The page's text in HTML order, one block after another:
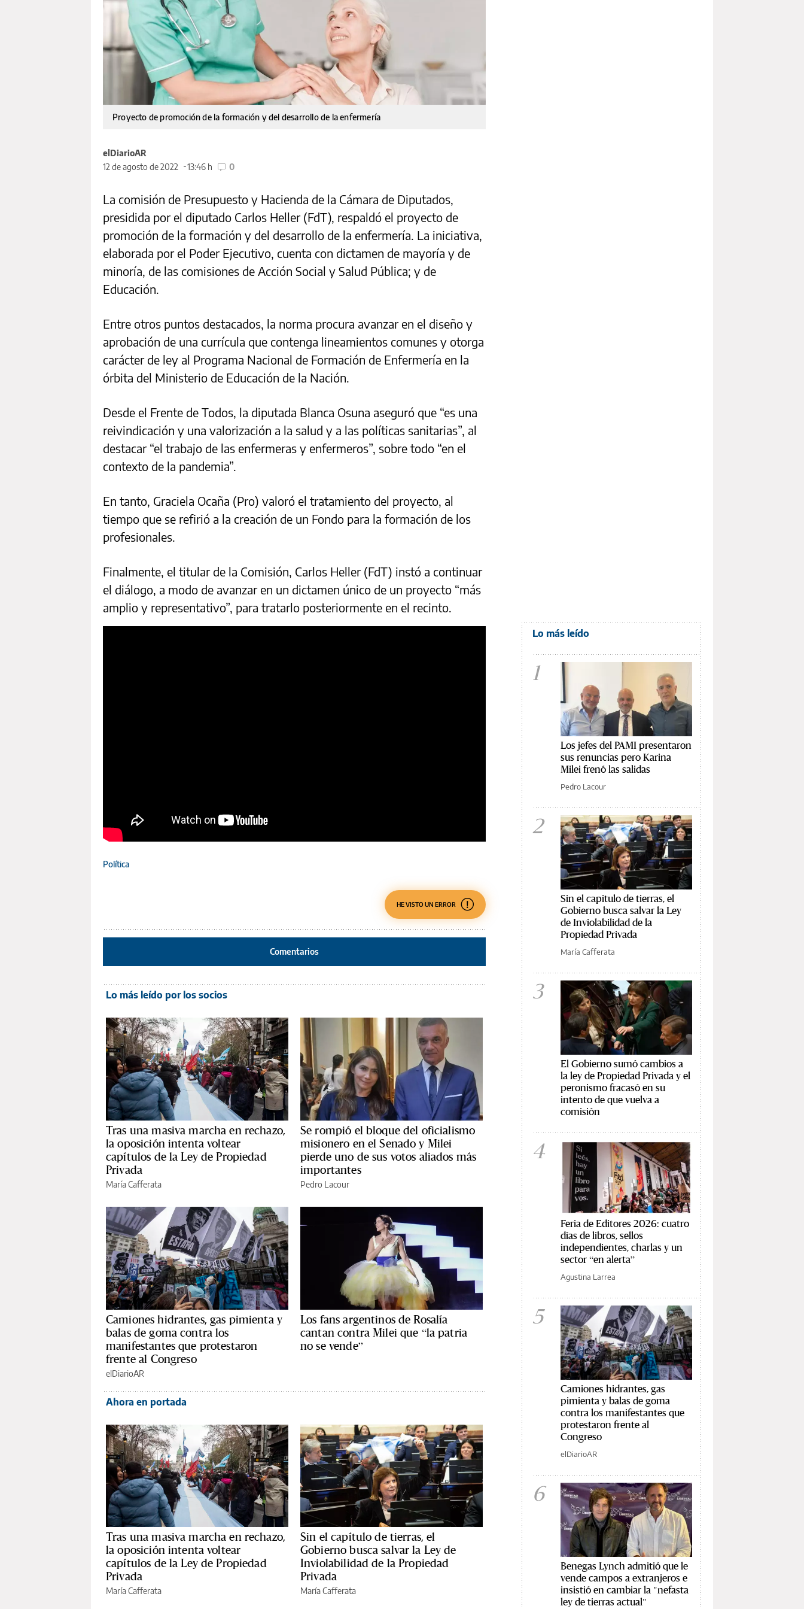
Proyecto de promoción de la formación y del desarrollo de la enfermería
elDiarioAR
12 de agosto de 2022
13:46 h 0
La comisión de Presupuesto y Hacienda de la Cámara de Diputados,
presidida por el diputado Carlos Heller (FdT), respaldó el proyecto de
promoción de la formación y del desarrollo de la enfermería. La iniciativa,
elaborada por el Poder Ejecutivo, cuenta con dictamen de mayoría y de
minoría, de las comisiones de Acción Social y Salud Pública; y de
Educación.
Entre otros puntos destacados, la norma procura avanzar en el diseño y
aprobación de una currícula que contenga lineamientos comunes y otorga
carácter de ley al Programa Nacional de Formación de Enfermería en la
órbita del Ministerio de Educación de la Nación.
Desde el Frente de Todos, la diputada Blanca Osuna aseguró que “es una
reivindicación y una valorización a la salud y a las políticas sanitarias”, al
destacar “el trabajo de las enfermeras y enfermeros”, sobre todo “en el
contexto de la pandemia”.
En tanto, Graciela Ocaña (Pro) valoró el tratamiento del proyecto, al
tiempo que se refirió a la creación de un Fondo para la formación de los
profesionales.
Finalmente, el titular de la Comisión, Carlos Heller (FdT) instó a continuar
el diálogo, a modo de avanzar en un dictamen único de un proyecto “más
amplio y representativo”, para tratarlo posteriormente en el recinto.
Política
HE VISTO UN ERROR
Comentarios
Lo más leído por los socios
Tras una masiva marcha en rechazo,
la oposición intenta voltear
capítulos de la Ley de Propiedad
Privada
María Cafferata
Se rompió el bloque del oficialismo
misionero en el Senado y Milei
pierde uno de sus votos aliados más
importantes
Pedro Lacour
Camiones hidrantes, gas pimienta y
balas de goma contra los
manifestantes que protestaron
frente al Congreso
elDiarioAR
Los fans argentinos de Rosalía
cantan contra Milei que “la patria
no se vende”
Ahora en portada
Tras una masiva marcha en rechazo,
la oposición intenta voltear
capítulos de la Ley de Propiedad
Privada
María Cafferata
Sin el capítulo de tierras, el
Gobierno busca salvar la Ley de
Inviolabilidad de la Propiedad
Privada
María Cafferata
Lo más leído
1
Los jefes del PAMI presentaron
sus renuncias pero Karina
Milei frenó las salidas
Pedro Lacour
2
Sin el capítulo de tierras, el
Gobierno busca salvar la Ley
de Inviolabilidad de la
Propiedad Privada
María Cafferata
3
El Gobierno sumó cambios a
la ley de Propiedad Privada y el
peronismo fracasó en su
intento de que vuelva a
comisión
4
Feria de Editores 2026: cuatro
días de libros, sellos
independientes, charlas y un
sector “en alerta”
Agustina Larrea
5
Camiones hidrantes, gas
pimienta y balas de goma
contra los manifestantes que
protestaron frente al
Congreso
elDiarioAR
6
Benegas Lynch admitió que le
vende campos a extranjeros e
insistió en cambiar la "nefasta
ley de tierras actual"